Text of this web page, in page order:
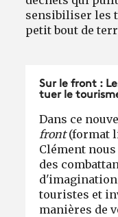
sensibiliser les
petit bout de
Sur le front :
tuer le
Dans ce
front(format
Clément
des
touristes et
manières de